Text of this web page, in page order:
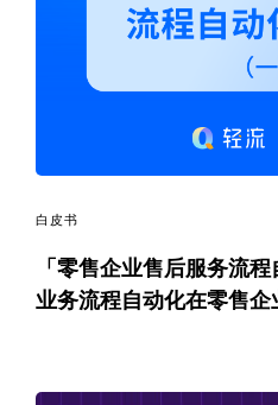
白皮书
「零售企业售后服务流
业务流程自动化在零售企